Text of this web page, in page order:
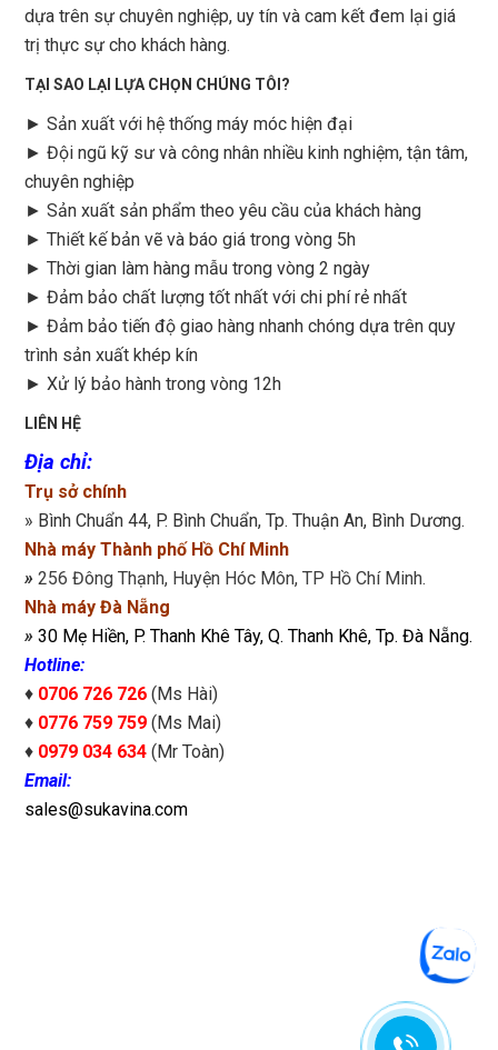
dựa trên sự chuyên nghiệp, uy tín và cam kết đem lại giá
trị thực sự cho khách hàng.
TẠI SAO LẠI LỰA CHỌN CHÚNG TÔI?
► Sản xuất với hệ thống máy móc hiện đại
► Đội ngũ kỹ sư và công nhân nhiều kinh nghiệm, tận tâm,
chuyên nghiệp
► Sản xuất sản phẩm theo yêu cầu của khách hàng
► Thiết kế bản vẽ và báo giá trong vòng 5h
► Thời gian làm hàng mẫu trong vòng 2 ngày
► Đảm bảo chất lượng tốt nhất với chi phí rẻ nhất
► Đảm bảo tiến độ giao hàng nhanh chóng dựa trên quy
trình sản xuất khép kín
► Xử lý bảo hành trong vòng 12h
LIÊN HỆ
Địa chỉ:
Trụ sở chính
» Bình Chuẩn 44, P. Bình Chuẩn, Tp. Thuận An, Bình Dương.
Nhà máy Thành phố Hồ Chí Minh
» 256 Đông Thạnh, Huyện Hóc Môn, TP Hồ Chí Minh.
Nhà máy Đà Nẵng
» 30 Mẹ Hiền, P. Thanh Khê Tây, Q. Thanh Khê, Tp. Đà Nẵng.
Hotline:
♦ 0706 726 726(Ms Hài)
♦ 0776 759 759(Ms Mai)
♦ 0979 034 634 (Mr Toàn)
Email:
sales@sukavina.com